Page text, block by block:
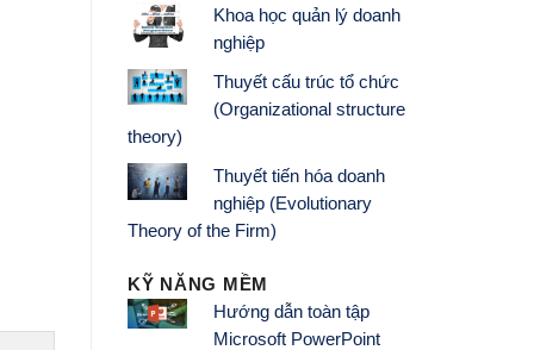
Khoa học quản lý doanh
nghiệp
Thuyết cấu trúc tổ chức
(Organizational structure
theory)
Thuyết tiến hóa doanh
nghiệp (Evolutionary
Theory of the Firm)
KỸ NĂNG MỀM
Hướng dẫn toàn tập
Microsoft PowerPoint